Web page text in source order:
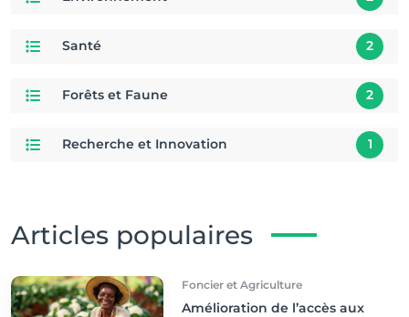
Santé 2
Forêts et Faune 2
Recherche et Innovation 1
Articles populaires
Foncier et Agriculture
Amélioration de l’accès aux